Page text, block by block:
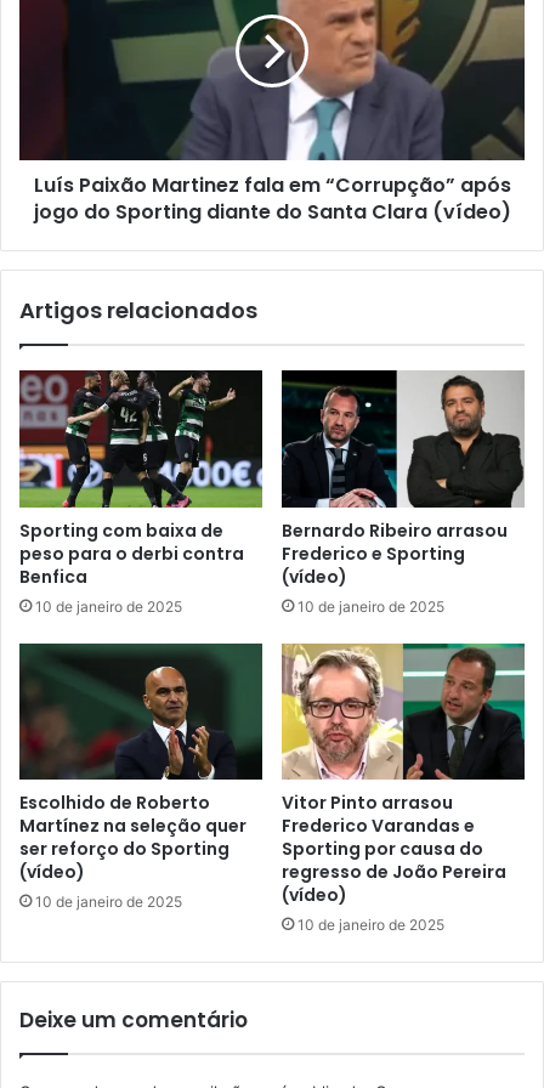
Luís Paixão Martinez fala em “Corrupção” após
jogo do Sporting diante do Santa Clara (vídeo)
Artigos relacionados
Sporting com baixa de
peso para o derbi contra
Benfica
10 de janeiro de 2025
Bernardo Ribeiro arrasou
Frederico e Sporting
(vídeo)
10 de janeiro de 2025
Escolhido de Roberto
Martínez na seleção quer
ser reforço do Sporting
(vídeo)
10 de janeiro de 2025
Vitor Pinto arrasou
Frederico Varandas e
Sporting por causa do
regresso de João Pereira
(vídeo)
10 de janeiro de 2025
Deixe um comentário